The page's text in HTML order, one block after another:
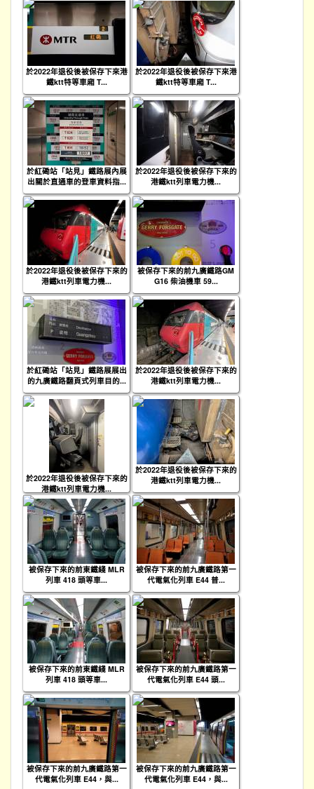
於2022年退役後被保存下來港
鐵ktt特等車廂 T...
於2022年退役後被保存下來港
鐵ktt特等車廂 T...
於紅磡站「站見」鐵路展內展
出關於直通車的登車資料指...
於2022年退役後被保存下來的
港鐵ktt列車電力機...
於2022年退役後被保存下來的
港鐵ktt列車電力機...
被保存下來的前九廣鐵路GM
G16 柴油機車 59...
於紅磡站「站見」鐵路展展出
的九廣鐵路翻頁式列車目的...
於2022年退役後被保存下來的
港鐵ktt列車電力機...
於2022年退役後被保存下來的
港鐵ktt列車電力機...
於2022年退役後被保存下來的
港鐵ktt列車電力機...
被保存下來的前東鐵綫 MLR
列車 418 頭等車...
被保存下來的前九廣鐵路第一
代電氣化列車 E44 普...
被保存下來的前東鐵綫 MLR
列車 418 頭等車...
被保存下來的前九廣鐵路第一
代電氣化列車 E44 頭...
被保存下來的前九廣鐵路第一
代電氣化列車 E44，與...
被保存下來的前九廣鐵路第一
代電氣化列車 E44，與...